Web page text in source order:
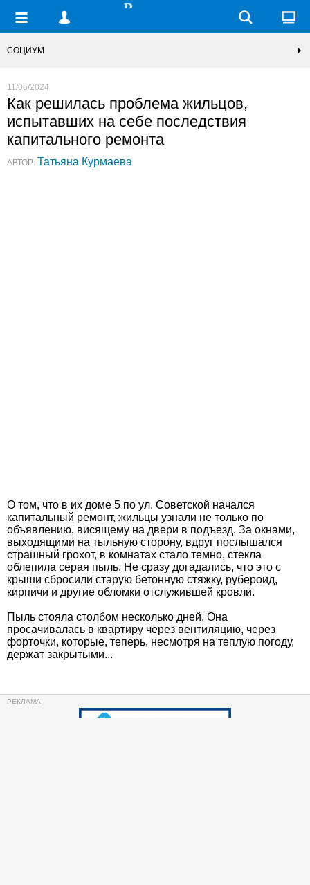
СОЦИУМ
11/06/2024
Как решилась проблема жильцов,
испытавших на себе последствия
капитального ремонта
АВТОР: Татьяна Курмаева
О том, что в их доме 5 по ул. Советской начался
капитальный ремонт, жильцы узнали не только по
объявлению, висящему на двери в подъезд. За окнами,
выходящими на тыльную сторону, вдруг послышался
страшный грохот, в комнатах стало темно, стекла
облепила серая пыль. Не сразу догадались, что это с
крыши сбросили старую бетонную стяжку, рубероид,
кирпичи и другие обломки отслужившей кровли.
Пыль стояла столбом несколько дней. Она
просачивалась в квартиру через вентиляцию, через
форточки, которые, теперь, несмотря на теплую погоду,
держат закрытыми...